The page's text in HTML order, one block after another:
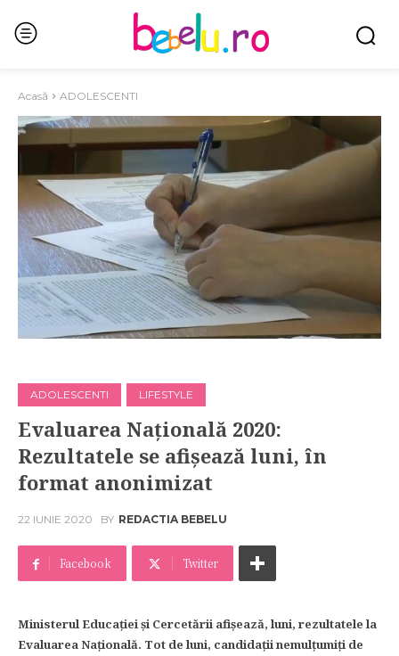
Acasă ADOLESCENTI
ADOLESCENTI LIFESTYLE
Evaluarea Națională 2020:
Rezultatele se afișează luni, în
format anonimizat
22 IUNIE 2020 BY REDACTIA BEBELU
Facebook Twitter
Ministerul Educației și Cercetării afișează, luni, rezultatele la
Evaluarea Națională. Tot de luni, candidații nemulțumiți de